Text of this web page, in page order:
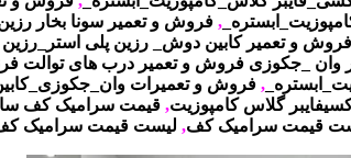
, فروش و تعمیر سونا بخار
فروش و تعمیر کابین دوش_ رزین پلی استر_رزین
وان _جکوزی فروش و تعمیر درب های توالت
_
,فروش و تعمیرات
گلاس کامپوزیت, قیمت سرامیک کف
قیمت سرامیک کف, لیست قیمت سرامیک